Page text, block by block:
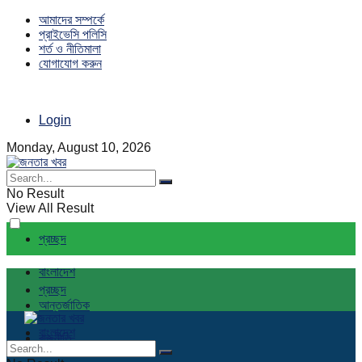
আমাদের সম্পর্কে
প্রাইভেসি পলিসি
শর্ত ও নীতিমালা
যোগাযোগ করুন
Login
Monday, August 10, 2026
No Result
View All Result
প্রচ্ছদ
বাংলাদেশ
আন্তর্জাতিক
রাজনীতি
প্রচ্ছদ
বাংলাদেশ